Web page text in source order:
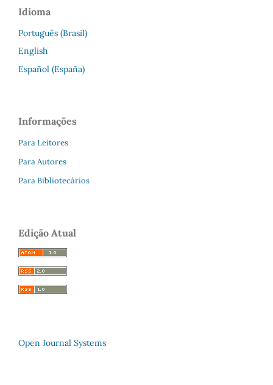
Idioma
Português (Brasil)
English
Español (España)
Informações
Para Leitores
Para Autores
Para Bibliotecários
Edição Atual
Open Journal Systems